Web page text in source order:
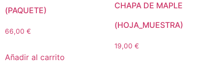
(PAQUETE)
66,00 €
Añadir al carrito
CHAPA DE MAPLE
(HOJA_MUESTRA)
19,00 €